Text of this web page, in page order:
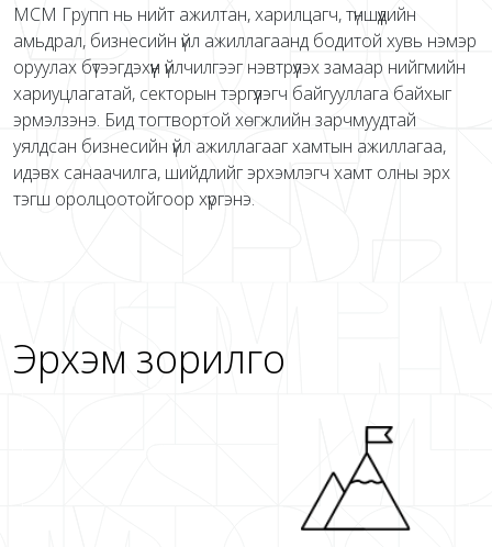
МСМ Групп нь нийт ажилтан, харилцагч, түншүүдийн
амьдрал, бизнесийн үйл ажиллагаанд бодитой хувь нэмэр
оруулах бүтээгдэхүүн үйлчилгээг нэвтрүүлэх замаар нийгмийн
хариуцлагатай, секторын тэргүүлэгч байгууллага байхыг
эрмэлзэнэ. Бид тогтвортой хөгжлийн зарчмуудтай
уялдсан бизнесийн үйл ажиллагааг хамтын ажиллагаа,
идэвх санаачилга, шийдлийг эрхэмлэгч хамт олны эрх
тэгш оролцоотойгоор хүргэнэ.
Эрхэм зорилго